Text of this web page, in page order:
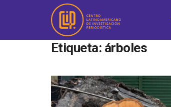
Etiqueta: árboles